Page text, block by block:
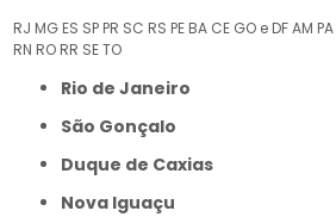
RJ MG ES SP PR SC RS PE BA CE GO e DFAM PA
RN RO RR SETO
Rio de Janeiro
São Gonçalo
Duque de Caxias
Nova Iguaçu